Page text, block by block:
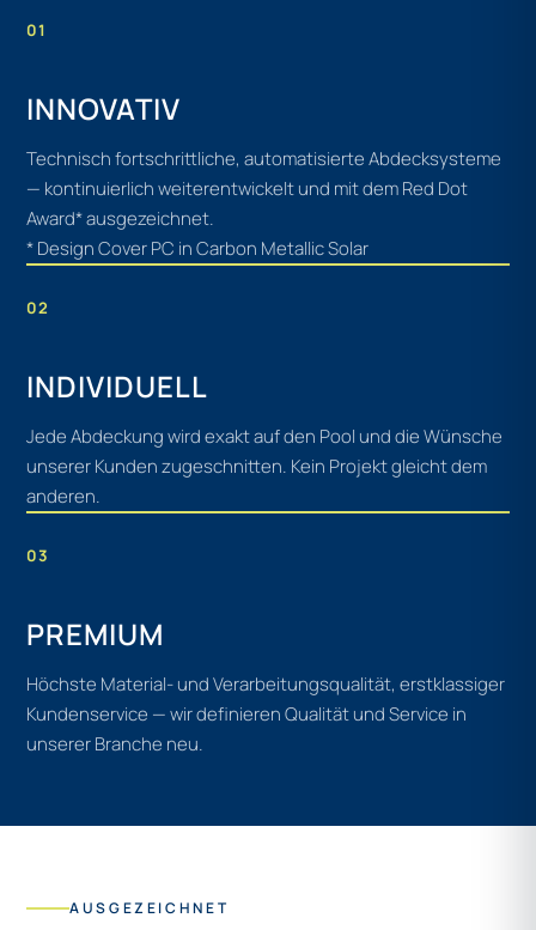
01
INNOVATIV
Technisch fortschrittliche, automatisierte Abdecksysteme
— kontinuierlich weiterentwickelt und mit dem Red Dot
Award* ausgezeichnet.
* Design Cover PC in Carbon Metallic Solar
02
INDIVIDUELL
Jede Abdeckung wird exakt auf den Pool und die Wünsche
unserer Kunden zugeschnitten. Kein Projekt gleicht dem
anderen.
03
PREMIUM
Höchste Material- und Verarbeitungsqualität, erstklassiger
Kundenservice — wir definieren Qualität und Service in
unserer Branche neu.
AUSGEZEICHNET